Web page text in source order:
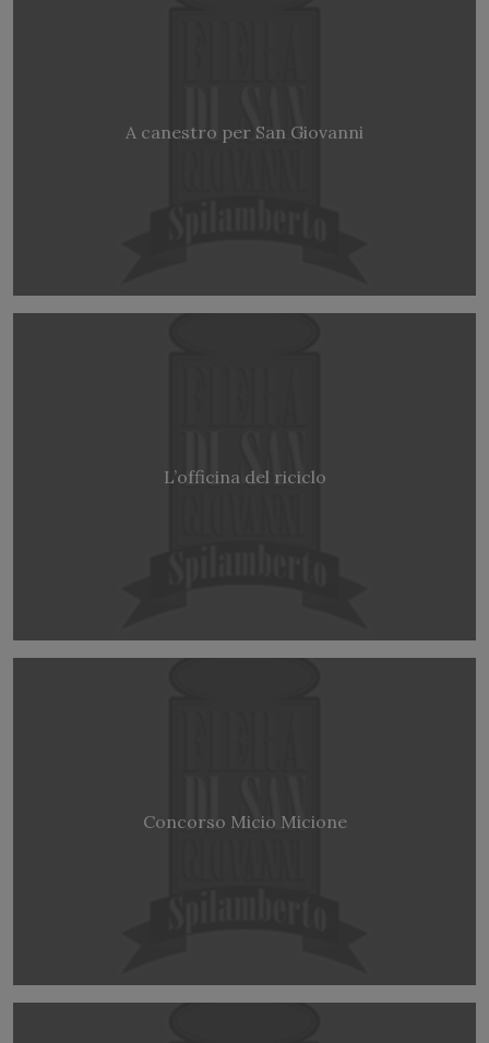
A canestro per San Giovanni
L’officina del riciclo
Concorso Micio Micione